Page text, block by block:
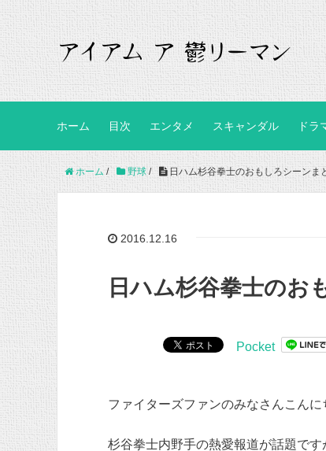
ホーム 目次 エンタメ スキャンダル ドラ
ホーム / 野球 / 日ハム杉谷拳士のおもしろシーンま
2016.12.16
日ハム杉谷拳士のお
Pocket
ファイターズファンのみなさんこんに
杉谷拳士内野手の熱愛報道が話題で